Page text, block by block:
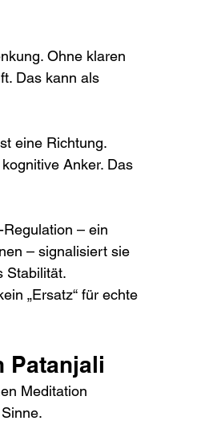
Ohne klaren
Das kann als
eine Richtung.
Anker. Das
– ein
– signalisiert sie
Stabilität.
„Ersatz“ für echte
Patanjali
Meditation